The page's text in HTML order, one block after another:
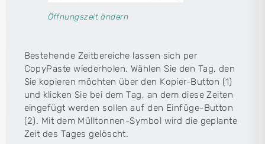
Öffnungszeit ändern
Bestehende Zeitbereiche lassen sich per
CopyPaste wiederholen. Wählen Sie den Tag, den
Sie kopieren möchten über den Kopier-Button (1)
und klicken Sie bei dem Tag, an dem diese Zeiten
eingefügt werden sollen auf den Einfüge-Button
(2). Mit dem Mülltonnen-Symbol wird die geplante
Zeit des Tages gelöscht.